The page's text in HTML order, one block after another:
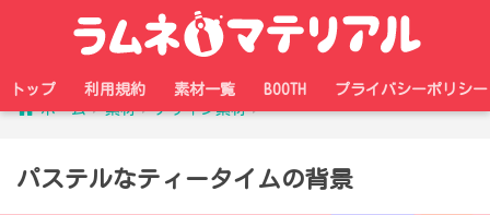
トップ 利用規約 素材一覧 BOOTH
プライバシーポリシー
ホーム
素材 デザイン素材
パステルなティータイムの背景